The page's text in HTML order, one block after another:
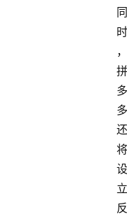
同
时
，
拼
多
多
还
将
设
立
反